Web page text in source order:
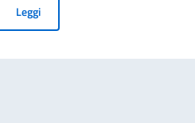
MINISTRI E MINISTRO DEGLI
LeggiBANDO DI CONCORSO ICE